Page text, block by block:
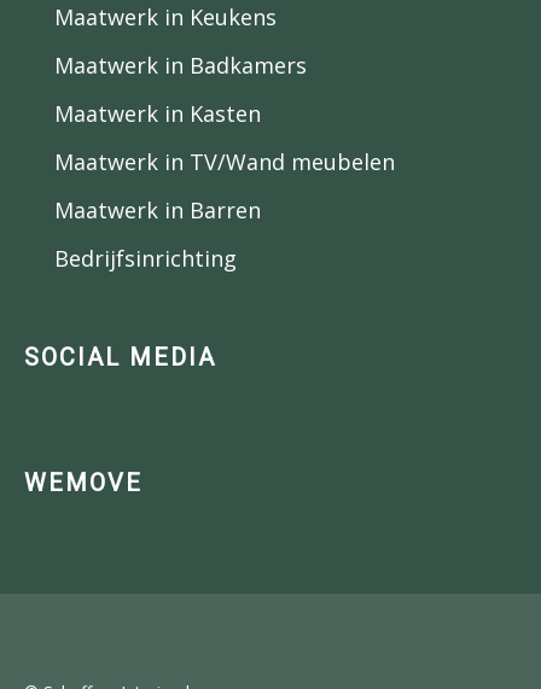
Maatwerk in Keukens
Maatwerk in Badkamers
Maatwerk in Kasten
Maatwerk in TV/Wand meubelen
Maatwerk in Barren
Bedrijfsinrichting
SOCIAL MEDIA
WEMOVE